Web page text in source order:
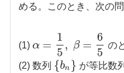
める。このとき、次の問
(1) α =
1
5
, β =
6
5
の
(2) 数列 {bn } が等比数